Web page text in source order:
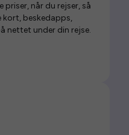
når du rejser, så
kort, beskedapps,
nettet under din rejse.